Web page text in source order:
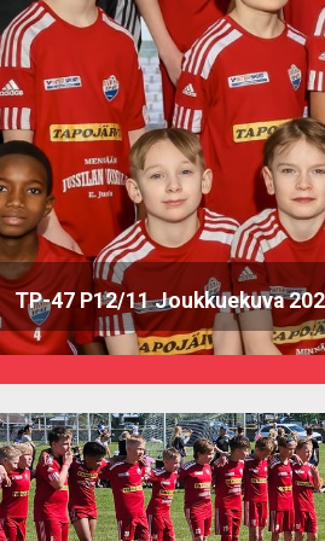
TP-47 P12/11 Joukkuekuva